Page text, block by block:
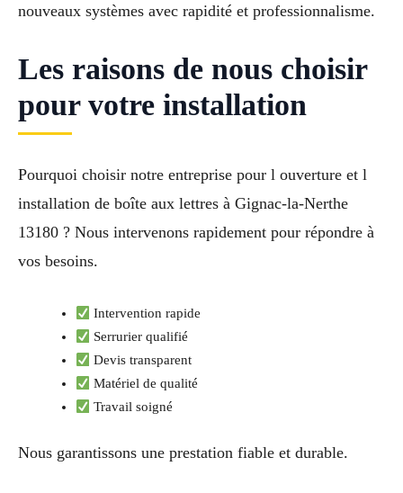
nouveaux systèmes avec rapidité et professionnalisme.
Les raisons de nous choisir
pour votre installation
Pourquoi choisir notre entreprise pour l ouverture et l
installation de boîte aux lettres à Gignac-la-Nerthe
13180 ? Nous intervenons rapidement pour répondre à
vos besoins.
Intervention rapide
Serrurier qualifié
Devis transparent
Matériel de qualité
Travail soigné
Nous garantissons une prestation fiable et durable.